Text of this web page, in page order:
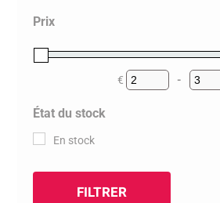
Prix
€ -
État du stock
En stock
FILTRER